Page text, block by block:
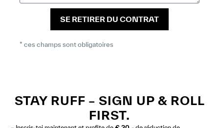
SE RETIRER DU CONTRAT
* ces champs sont obligatoires
STAY RUFF – SIGN UP & ROLL
FIRST.